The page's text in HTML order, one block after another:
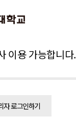
이용 가능합니다.
자 로그인하기